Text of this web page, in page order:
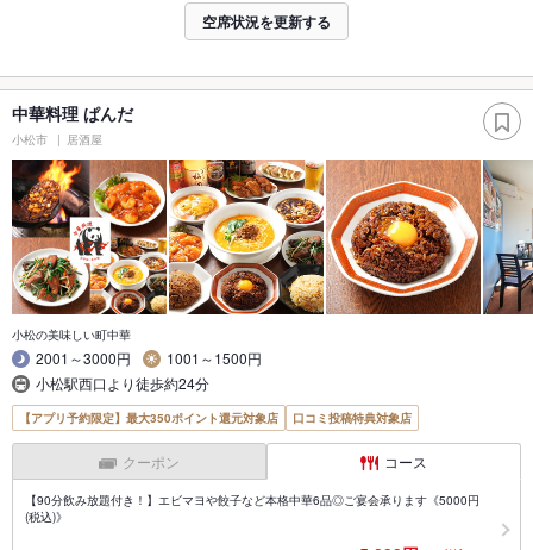
空席状況を更新する
中華料理 ぱんだ
小松市 居酒屋
小松の美味しい町中華
2001～3000円
1001～1500円
小松駅西口より徒歩約24分
【アプリ予約限定】最大350ポイント還元対象店 口コミ投稿特典対象店
クーポン コース
【90分飲み放題付き！】エビマヨや餃子など本格中華6品◎ご宴会承ります《5000円
(税込)》